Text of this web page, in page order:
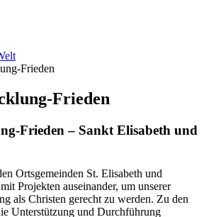
Frieden
Frieden
Frieden – Sankt Elisabeth und
Ortsgemeinden St. Elisabeth und
Projekten auseinander, um unserer
als Christen gerecht zu werden. Zu den
Unterstützung und Durchführung